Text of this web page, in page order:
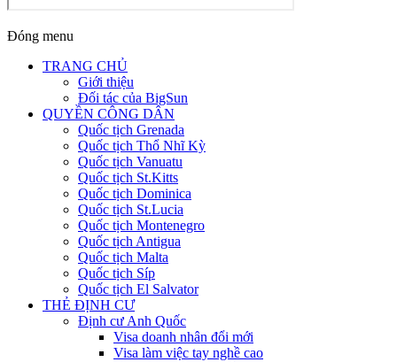
Đóng menu
TRANG CHỦ
Giới thiệu
Đối tác của BigSun
QUYỀN CÔNG DÂN
Quốc tịch Grenada
Quốc tịch Thổ Nhĩ Kỳ
Quốc tịch Vanuatu
Quốc tịch St.Kitts
Quốc tịch Dominica
Quốc tịch St.Lucia
Quốc tịch Montenegro
Quốc tịch Antigua
Quốc tịch Malta
Quốc tịch Síp
Quốc tịch El Salvator
THẺ ĐỊNH CƯ
Định cư Anh Quốc
Visa doanh nhân đổi mới
Visa làm việc tay nghề cao